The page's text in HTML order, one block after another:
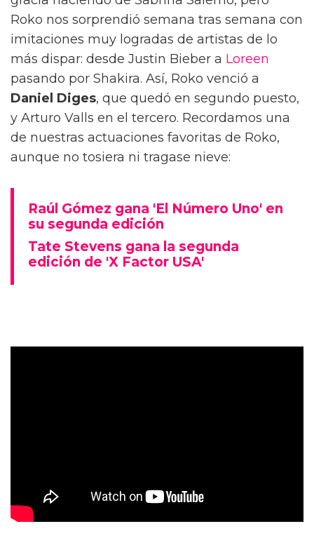
Roko nos sorprendió semana tras semana con
imitaciones muy logradas de artistas de lo
más dispar: desde Justin Bieber a Loreen
pasando por Shakira. Así, Roko venció a
Daniel Diges, que quedó en segundo puesto,
y Arturo Valls en el tercero. Recordamos una
de nuestras actuaciones favoritas de Roko,
aunque no tosiera ni tragase nieve:
Raúl Gómez gana 'El Número Uno' en
su segunda edición
Tate Stevens gana la segunda
edición de 'X Factor USA'